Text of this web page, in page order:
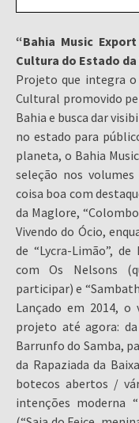
“Bahia Music
Cultura do Estado da
Projeto que integra
Cultural promovido
Bahia e busca dar
no estado para
planeta, o Bahia
seleção nos
coisa boa com
da Maglore,
Vivendo do Ócio,
de “Lycra-Limão”,
com Os Nelsons
participar) e
Lançado em 2014,
projeto até agora:
Barrunfo do Samba,
da Rapaziada da
botecos abertos /
intenções moderna